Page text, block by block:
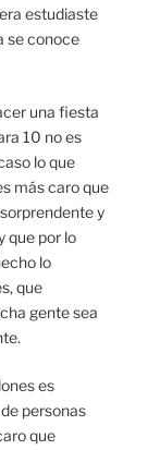
estudiaste
se conoce
una fiesta
10 no es
lo que
más caro que
y
que por lo
lo
que
gente sea
es
personas
que